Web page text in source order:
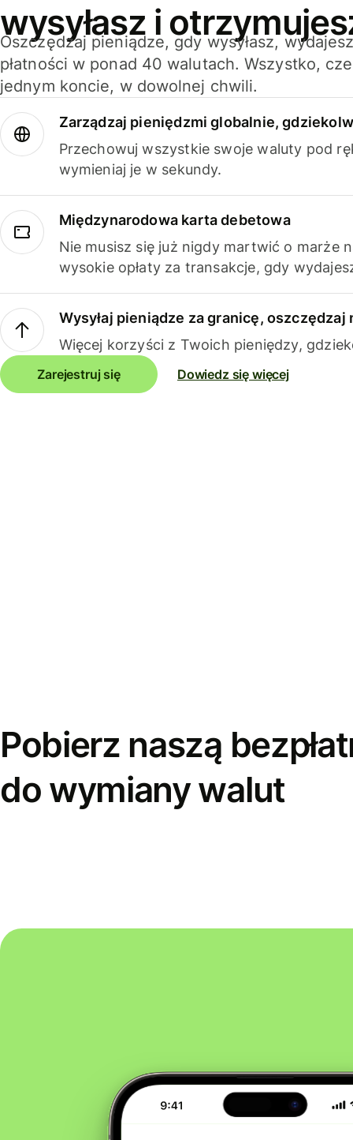
wysyłasz i
Oszczędzaj pieniądze, gdy wysyłasz,
płatności w ponad 40 walutach. Wszystko,
jednym koncie, w dowolnej chwili.
Zarządzaj pieniędzmi globalnie,
Przechowuj wszystkie swoje waluty pod
wymieniaj je w sekundy.
Międzynarodowa karta debetowa
Nie musisz się już nigdy martwić o marże
wysokie opłaty za transakcje, gdy
Wysyłaj pieniądze za granicę, oszczędzaj
Więcej korzyści z Twoich pieniędzy,
Zarejestruj się Dowiedz się więcej
Pobierz naszą
do wymiany walut